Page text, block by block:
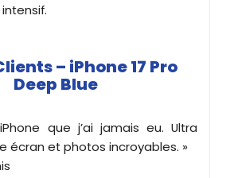
– iPhone 17 Pro
Deep Blue
que j’ai jamais eu. Ultra
écran et photos incroyables. »